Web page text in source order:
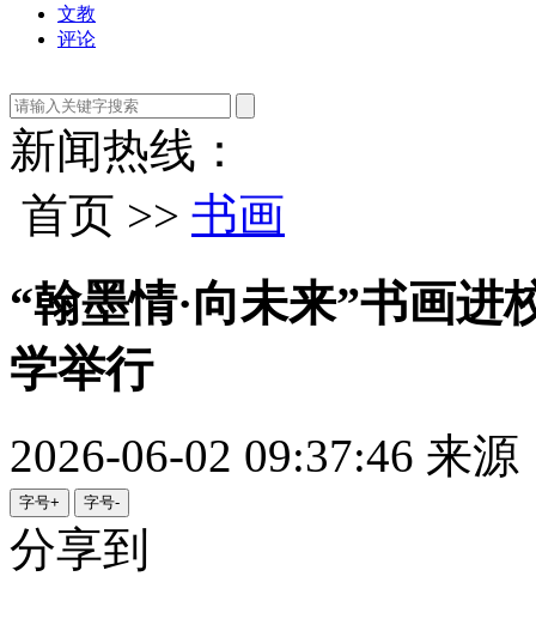
文教
评论
新闻热线：
首页 >> 书画
“翰墨情·向未来”书画
学举行
2026-06-02 09:37:46 来源
字号+ 字号-
分享到